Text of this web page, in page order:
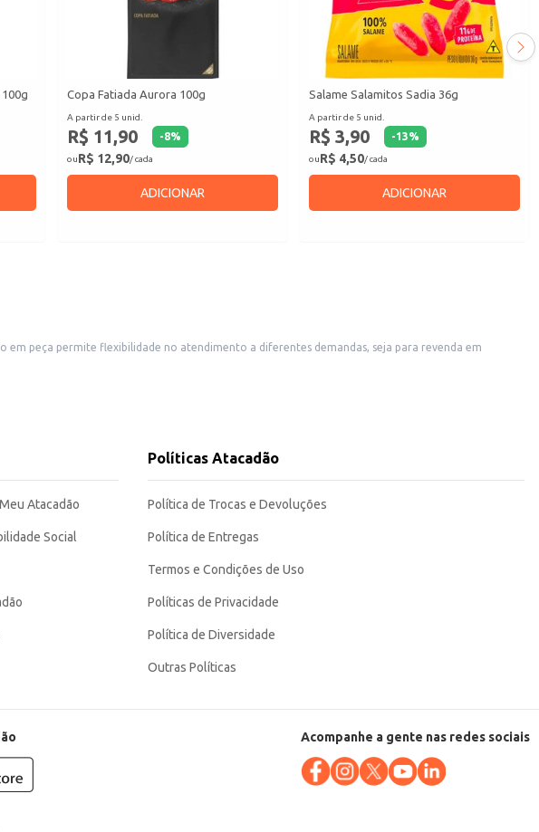
Copa Fatiada Aurora 100g
A partir de 5 unid.
R$ 11,90 -8%
ouR$ 12,90/ cada
ADICIONAR
Salame Salamitos Sadia 36g
A partir de 5 unid.
R$ 3,90 -13%
ouR$ 4,50/ cada
ADICIONAR
culinárias, garantindo praticidade e bom custo-benefício.
Atacadão
Social
Políticas Atacadão
Política de Trocas e Devoluções
Política de Entregas
Termos e Condições de Uso
Políticas de Privacidade
Política de Diversidade
Outras Políticas
Acompanhe a gente nas redes sociais